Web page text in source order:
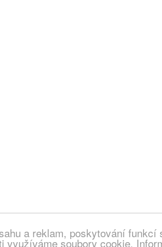
a reklam, poskytování
využíváme soubory cookie.